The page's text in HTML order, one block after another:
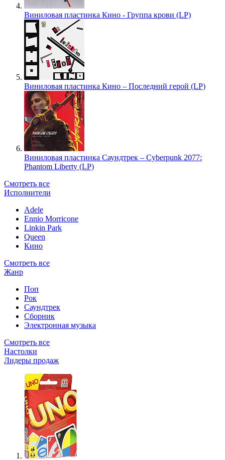
Виниловая пластинка Кино - Группа крови (LP)
Виниловая пластинка Кино – Последний герой (LP)
Виниловая пластинка Саундтрек – Cyberpunk 2077:
Phantom Liberty (LP)
Смотреть все
Исполнители
Adele
Ennio Morricone
Linkin Park
Queen
Кино
Смотреть все
Жанр
Поп
Рок
Саундтрек
Сборник
Электронная музыка
Смотреть все
Настолки
Лидеры продаж